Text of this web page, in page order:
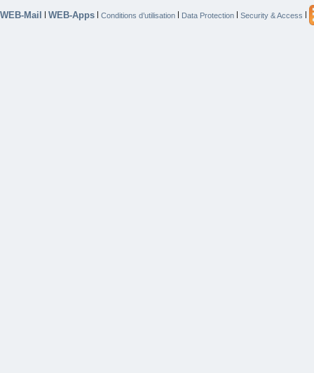
WEB-Mail | WEB-Apps | Conditions d’utilisation | Data Protection | Security & Access |